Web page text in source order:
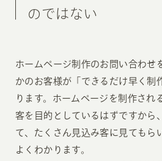
のではない
ホームページ制作のお問い合わせ
かのお客様が「できるだけ早く制
ります。ホームページを制作され
客を目的としているはずですから
て、たくさん見込み客に見てもら
よくわかります。